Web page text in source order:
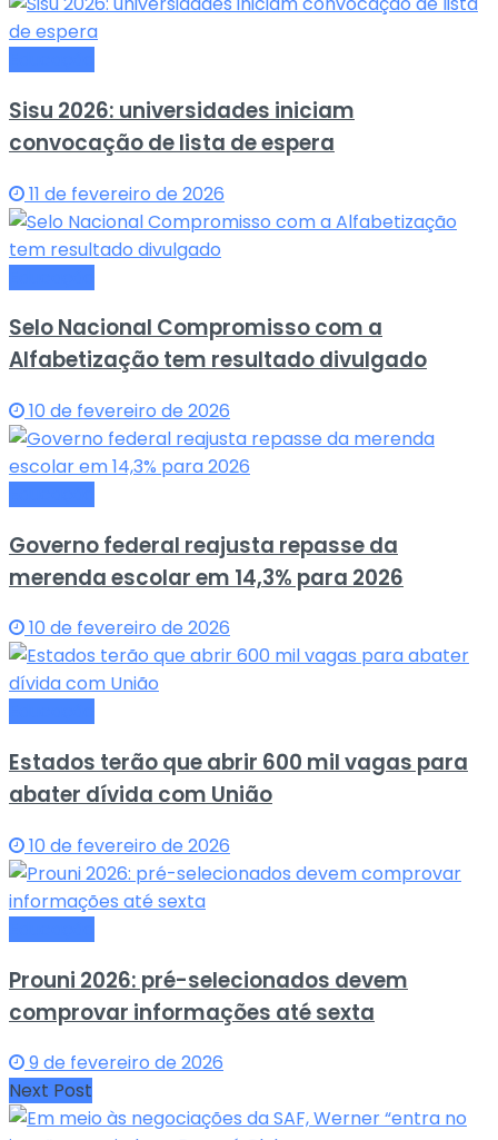
Sisu 2026: universidades iniciam
convocação de lista de espera
11 de fevereiro de 2026
Selo Nacional Compromisso com a
Alfabetização tem resultado divulgado
10 de fevereiro de 2026
Governo federal reajusta repasse da
merenda escolar em 14,3% para 2026
10 de fevereiro de 2026
Estados terão que abrir 600 mil vagas para
abater dívida com União
10 de fevereiro de 2026
Prouni 2026: pré-selecionados devem
comprovar informações até sexta
9 de fevereiro de 2026
Next Post